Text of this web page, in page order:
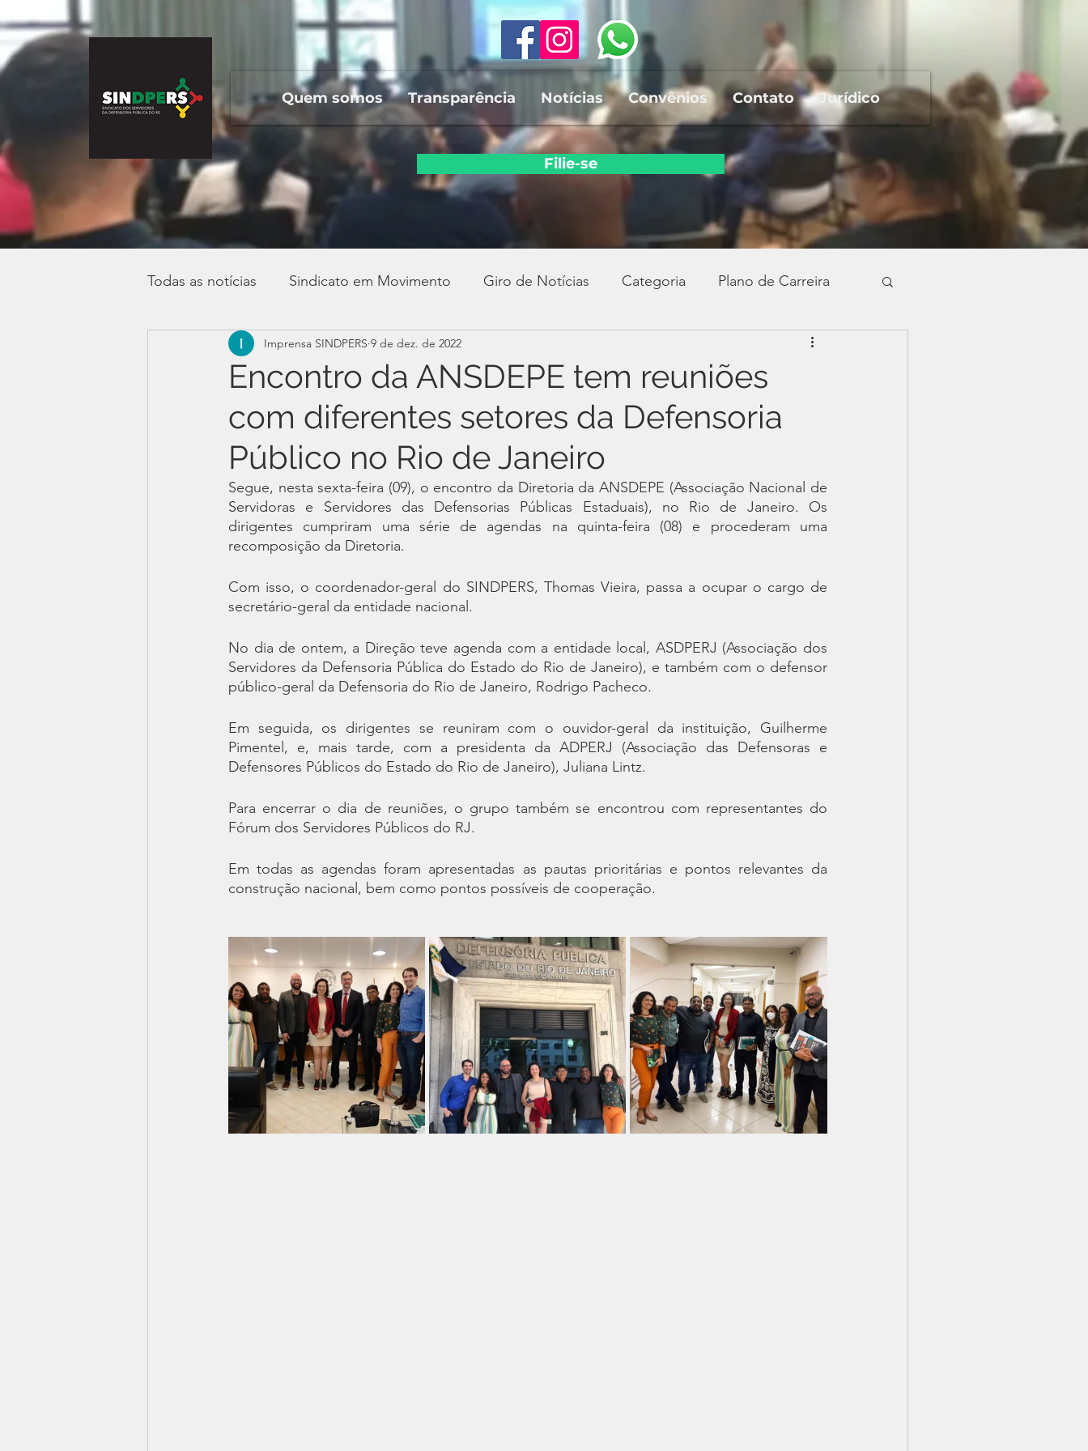
Quem somos Transparência Notícias Convênios Contato Jurídico
Filie-se
Todas as notícias Sindicato em Movimento Giro de Notícias Categoria Plano de Carreira
Campanha Salarial
Encontro da ANSDEPE tem reuniões
com diferentes setores da Defensoria
Público no Rio de Janeiro
Imprensa SINDPERS 9 de dez. de 2022
Segue, nesta sexta-feira (09), o encontro da Diretoria da ANSDEPE (Associação Nacional de
Servidoras e Servidores das Defensorias Públicas Estaduais), no Rio de Janeiro. Os
dirigentes cumpriram uma série de agendas na quinta-feira (08) e procederam uma
recomposição da Diretoria.
Com isso, o coordenador-geral do SINDPERS, Thomas Vieira, passa a ocupar o cargo de
secretário-geral da entidade nacional.
No dia de ontem, a Direção teve agenda com a entidade local, ASDPERJ (Associação dos
Servidores da Defensoria Pública do Estado do Rio de Janeiro), e também com o defensor
público-geral da Defensoria do Rio de Janeiro, Rodrigo Pacheco.
Em seguida, os dirigentes se reuniram com o ouvidor-geral da instituição, Guilherme
Pimentel, e, mais tarde, com a presidenta da ADPERJ (Associação das Defensoras e
Defensores Públicos do Estado do Rio de Janeiro), Juliana Lintz.
Para encerrar o dia de reuniões, o grupo também se encontrou com representantes do
Fórum dos Servidores Públicos do RJ.
Em todas as agendas foram apresentadas as pautas prioritárias e pontos relevantes da
construção nacional, bem como pontos possíveis de cooperação.